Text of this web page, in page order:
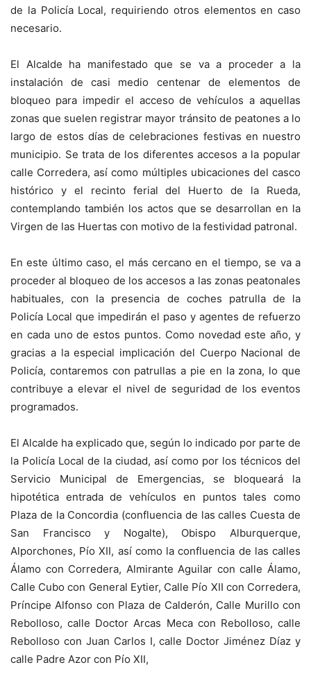
de la Policía Local, requiriendo otros elementos en caso
necesario.
El Alcalde ha manifestado que se va a proceder a la
instalación de casi medio centenar de elementos de
bloqueo para impedir el acceso de vehículos a aquellas
zonas que suelen registrar mayor tránsito de peatones a lo
largo de estos días de celebraciones festivas en nuestro
municipio. Se trata de los diferentes accesos a la popular
calle Corredera, así como múltiples ubicaciones del casco
histórico y el recinto ferial del Huerto de la Rueda,
contemplando también los actos que se desarrollan en la
Virgen de las Huertas con motivo de la festividad patronal.
En este último caso, el más cercano en el tiempo, se va a
proceder al bloqueo de los accesos a las zonas peatonales
habituales, con la presencia de coches patrulla de la
Policía Local que impedirán el paso y agentes de refuerzo
en cada uno de estos puntos. Como novedad este año, y
gracias a la especial implicación del Cuerpo Nacional de
Policía, contaremos con patrullas a pie en la zona, lo que
contribuye a elevar el nivel de seguridad de los eventos
programados.
El Alcalde ha explicado que, según lo indicado por parte de
la Policía Local de la ciudad, así como por los técnicos del
Servicio Municipal de Emergencias, se bloqueará la
hipotética entrada de vehículos en puntos tales como
Plaza de la Concordia (confluencia de las calles Cuesta de
San Francisco y Nogalte), Obispo Alburquerque,
Alporchones, Pío XII, así como la confluencia de las calles
Álamo con Corredera, Almirante Aguilar con calle Álamo,
Calle Cubo con General Eytier, Calle Pío XII con Corredera,
Príncipe Alfonso con Plaza de Calderón, Calle Murillo con
Rebolloso, calle Doctor Arcas Meca con Rebolloso, calle
Rebolloso con Juan Carlos I, calle Doctor Jiménez Díaz y
calle Padre Azor con Pío XII,